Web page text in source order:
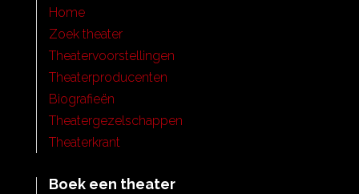
Home
Zoek theater
Theatervoorstellingen
Theaterproducenten
Biografieën
Theatergezelschappen
Theaterkrant
Boek een theater